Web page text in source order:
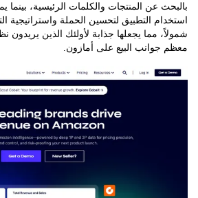
عن المنتجات والكلمات الرئيسية، بينما يمكن
التطبيق لتحسين الحملة واستراتيجية التسعير.
مما يجعلها جذابة لأولئك الذين يريدون نظاماً
البيع على أمازون.